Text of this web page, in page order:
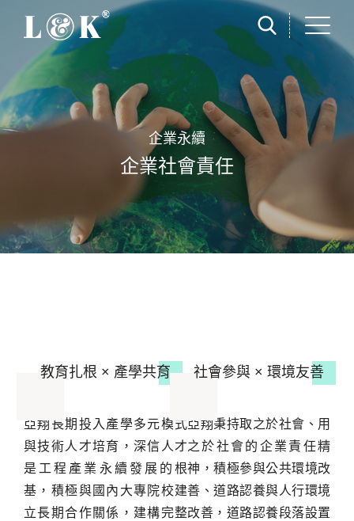
企業永續
企業社會責任
教育扎根 × 產學共育
亞翔長期投入產學多元模式
與技術人才培育，深信人才
是工程產業永續發展的根
基，積極與國內大專院校建
立長期合作關係，建構完整
社會參與 × 環境友善
亞翔秉持取之於社會、用
之於社會的企業責任精
神，積極參與公共環境改
善、道路認養與人行環境
改善，道路認養段落設置